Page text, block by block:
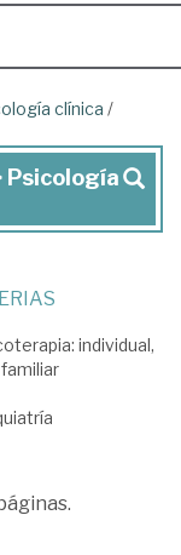
clínica /
Psicología
individual,